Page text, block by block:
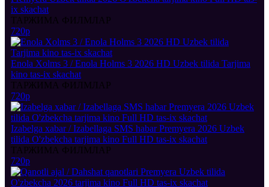
ix skachat
ТАРЖИМА ФИЛМЛАР
720p
Enola Xolms 3 / Enola Holms 3 2026 HD Uzbek tilida Tarjima
kino tas-ix skachat
ТАРЖИМА ФИЛМЛАР
720p
Izabelga xabar / Izabellaga SMS habar Premyera 2026 Uzbek
tilida O'zbekcha tarjima kino Full HD tas-ix skachat
ТАРЖИМА ФИЛМЛАР
720p